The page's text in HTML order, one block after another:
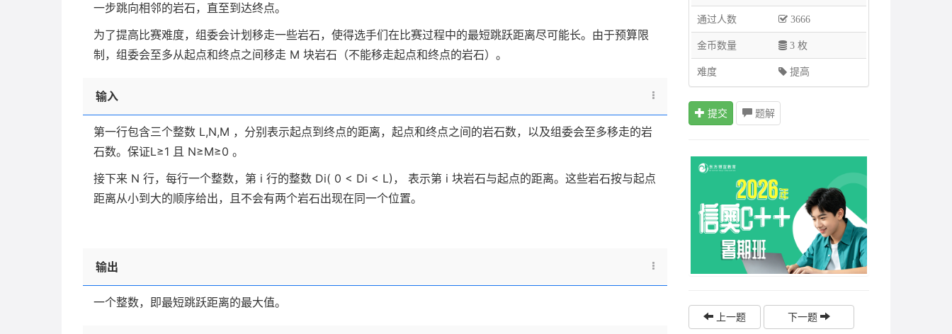
一步跳向相邻的岩石，直至到达终点。
为了提高比赛难度，组委会计划移走一些岩石，使得选手们在比赛过程中的最短跳跃距离尽可能长。由于预算限
制，组委会至多从起点和终点之间移走 M 块岩石（不能移走起点和终点的岩石）。
输入
第一行包含三个整数 L,N,M ，分别表示起点到终点的距离，起点和终点之间的岩石数，以及组委会至多移走的岩
石数。保证L≥1 且 N≥M≥0 。
接下来 N 行，每行一个整数，第 i 行的整数 Di( 0 < Di < L)， 表示第 i 块岩石与起点的距离。这些岩石按与起点
距离从小到大的顺序给出，且不会有两个岩石出现在同一个位置。
输出
一个整数，即最短跳跃距离的最大值。
通过人数 3666
金币数量 3 枚
难度 提高
提交 题解
上一题 下一题